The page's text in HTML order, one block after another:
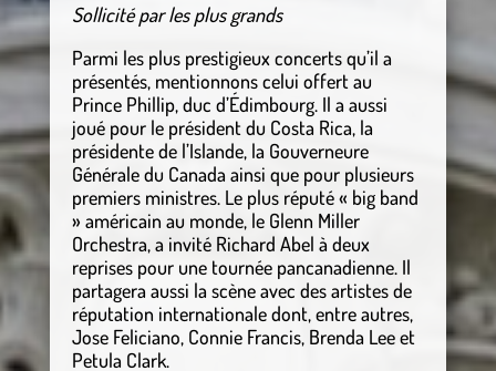
Sollicité par les plus grands
Parmi les plus prestigieux concerts qu’il a
présentés, mentionnons celui offert au
Prince Phillip, duc d’Édimbourg. Il a aussi
joué pour le président du Costa Rica, la
présidente de l’Islande, la Gouverneure
Générale du Canada ainsi que pour plusieurs
premiers ministres. Le plus réputé « big band
» américain au monde, le Glenn Miller
Orchestra, a invité Richard Abel à deux
reprises pour une tournée pancanadienne. Il
partagera aussi la scène avec des artistes de
réputation internationale dont, entre autres,
Jose Feliciano, Connie Francis, Brenda Lee et
Petula Clark.